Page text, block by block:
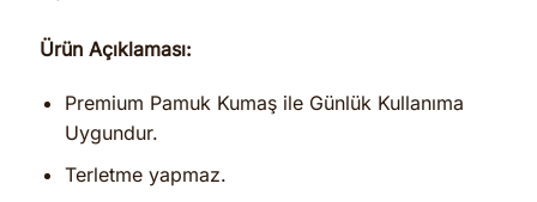
Ürün Açıklaması:
Premium Pamuk Kumaş ile Günlük Kullanıma
Uygundur.
Terletme yapmaz.